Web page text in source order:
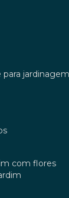
para jardinagem
com flores